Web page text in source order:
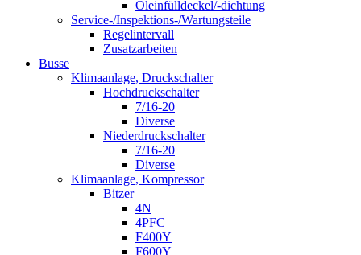
Öleinfülldeckel/-dichtung
Service-/Inspektions-/Wartungsteile
Regelintervall
Zusatzarbeiten
Busse
Klimaanlage, Druckschalter
Hochdruckschalter
7/16-20
Diverse
Niederdruckschalter
7/16-20
Diverse
Klimaanlage, Kompressor
Bitzer
4N
4PFC
F400Y
F600Y